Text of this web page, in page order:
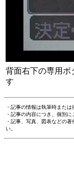
背面右下の専用ボ
す
・記事の情報は執筆時また
・記事の内容につき、個別
・記事、写真、図表などの
い。